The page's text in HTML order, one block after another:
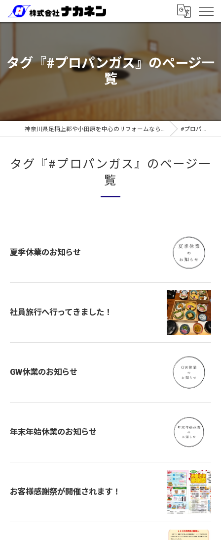
タグ『#プロパンガス』のページ一
覧
神奈川県足柄上郡や小田原を中心のリフォームなら株式会社ナカネン #プロパンガス
タグ『#プロパンガス』のページ一
覧
夏季休業のお知らせ
社員旅行へ行ってきました！
GW休業のお知らせ
年末年始休業のお知らせ
お客様感謝祭が開催されます！